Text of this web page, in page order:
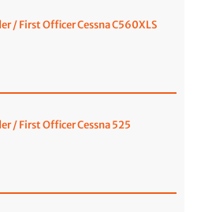
/ First Officer Cessna C560XLS
/ First Officer Cessna 525